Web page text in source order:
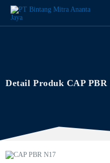
Detail Produk CAP PBR